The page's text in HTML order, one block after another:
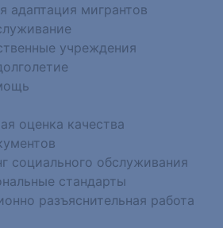
адаптация мигрантов
учреждения
оценка качества
социального обслуживания
стандарты
разъяснительная работа